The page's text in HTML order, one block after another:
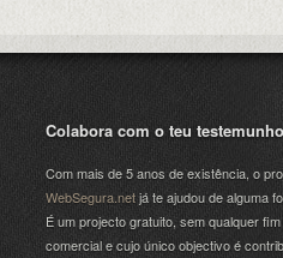
Colabora com o teu testemunho
Com mais de 5 anos de existência, o
WebSegura.netjá te ajudou de alguma
É um projecto gratuito, sem qualquer fim
comercial e cujo único objectivo é